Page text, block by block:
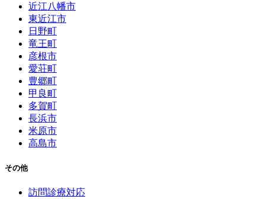
近江八幡市
東近江市
日野町
竜王町
彦根市
愛荘町
豊郷町
甲良町
多賀町
長浜市
米原市
高島市
その他
訪問診療対応